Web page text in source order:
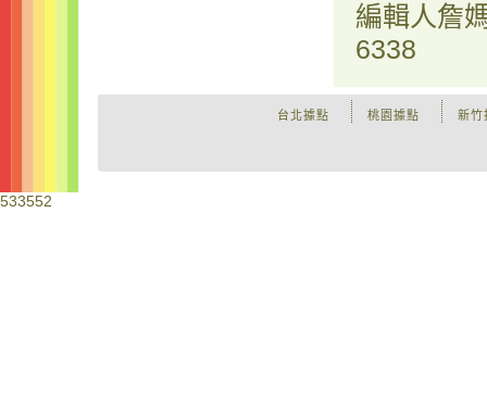
編輯人詹
6338
新竹
桃園據點
台北據點
533552